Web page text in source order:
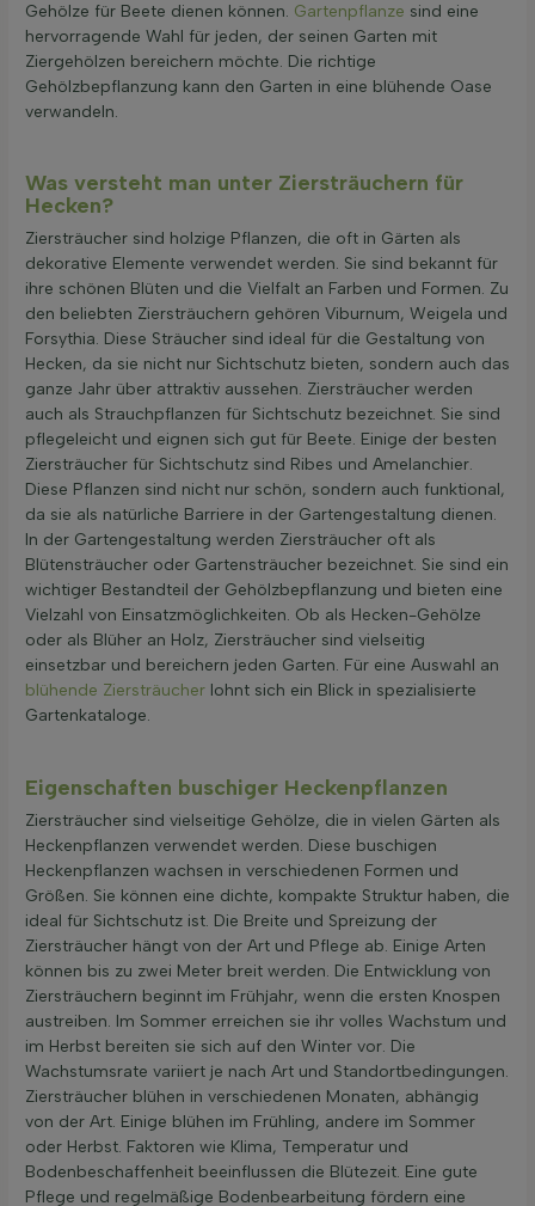
Gehölze für Beete dienen können. Gartenpflanze sind eine
hervorragende Wahl für jeden, der seinen Garten mit
Ziergehölzen bereichern möchte. Die richtige
Gehölzbepflanzung kann den Garten in eine blühende Oase
verwandeln.
Was versteht man unter Ziersträuchern für
Hecken?
Ziersträucher sind holzige Pflanzen, die oft in Gärten als
dekorative Elemente verwendet werden. Sie sind bekannt für
ihre schönen Blüten und die Vielfalt an Farben und Formen. Zu
den beliebten Ziersträuchern gehören Viburnum, Weigela und
Forsythia. Diese Sträucher sind ideal für die Gestaltung von
Hecken, da sie nicht nur Sichtschutz bieten, sondern auch das
ganze Jahr über attraktiv aussehen. Ziersträucher werden
auch als Strauchpflanzen für Sichtschutz bezeichnet. Sie sind
pflegeleicht und eignen sich gut für Beete. Einige der besten
Ziersträucher für Sichtschutz sind Ribes und Amelanchier.
Diese Pflanzen sind nicht nur schön, sondern auch funktional,
da sie als natürliche Barriere in der Gartengestaltung dienen.
In der Gartengestaltung werden Ziersträucher oft als
Blütensträucher oder Gartensträucher bezeichnet. Sie sind ein
wichtiger Bestandteil der Gehölzbepflanzung und bieten eine
Vielzahl von Einsatzmöglichkeiten. Ob als Hecken-Gehölze
oder als Blüher an Holz, Ziersträucher sind vielseitig
einsetzbar und bereichern jeden Garten. Für eine Auswahl an
blühende Ziersträucher lohnt sich ein Blick in spezialisierte
Gartenkataloge.
Eigenschaften buschiger Heckenpflanzen
Ziersträucher sind vielseitige Gehölze, die in vielen Gärten als
Heckenpflanzen verwendet werden. Diese buschigen
Heckenpflanzen wachsen in verschiedenen Formen und
Größen. Sie können eine dichte, kompakte Struktur haben, die
ideal für Sichtschutz ist. Die Breite und Spreizung der
Ziersträucher hängt von der Art und Pflege ab. Einige Arten
können bis zu zwei Meter breit werden. Die Entwicklung von
Ziersträuchern beginnt im Frühjahr, wenn die ersten Knospen
austreiben. Im Sommer erreichen sie ihr volles Wachstum und
im Herbst bereiten sie sich auf den Winter vor. Die
Wachstumsrate variiert je nach Art und Standortbedingungen.
Ziersträucher blühen in verschiedenen Monaten, abhängig
von der Art. Einige blühen im Frühling, andere im Sommer
oder Herbst. Faktoren wie Klima, Temperatur und
Bodenbeschaffenheit beeinflussen die Blütezeit. Eine gute
Pflege und regelmäßige Bodenbearbeitung fördern eine